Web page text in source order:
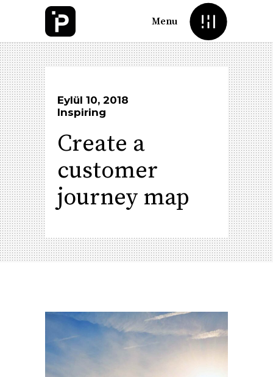
Menu
Eylül 10, 2018
Inspiring
Create a
customer
journey map